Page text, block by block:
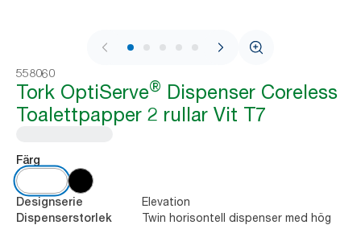
1 / 7
558060
Tork OptiServe® Dispenser Coreless
Toalettpapper 2 rullar Vit T7
Färg
Designserie Elevation
Dispenserstorlek
Twin horisontell dispenser med hög